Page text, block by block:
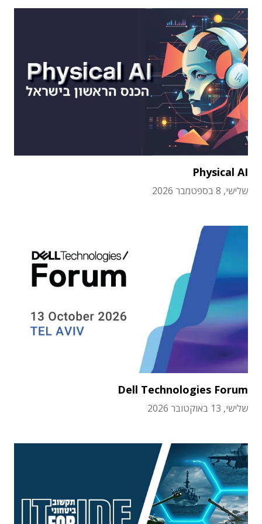
Physical AI
שלישי, 8 בספטמבר 2026
Dell Technologies Forum
שלישי, 13 באוקטובר 2026